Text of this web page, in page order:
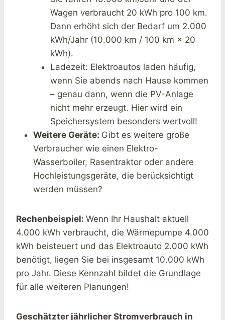
Wagen verbraucht 20 kWh pro 100 km.
Dann erhöht sich der Bedarf um 2.000
kWh/Jahr (10.000 km / 100 km × 20
kWh).
Ladezeit: Elektroautos laden häufig,
wenn Sie abends nach Hause kommen
– genau dann, wenn die PV-Anlage
nicht mehr erzeugt. Hier wird ein
Speichersystem besonders wertvoll!
Weitere Geräte: Gibt es weitere große
Verbraucher wie einen Elektro-
Wasserboiler, Rasentraktor oder andere
Hochleistungsgeräte, die berücksichtigt
werden müssen?
Rechenbeispiel: Wenn Ihr Haushalt aktuell
4.000 kWh verbraucht, die Wärmepumpe 4.000
kWh beisteuert und das Elektroauto 2.000 kWh
benötigt, liegen Sie bei insgesamt 10.000 kWh
pro Jahr. Diese Kennzahl bildet die Grundlage
für alle weiteren Planungen!
Geschätzter jährlicher Stromverbrauch in